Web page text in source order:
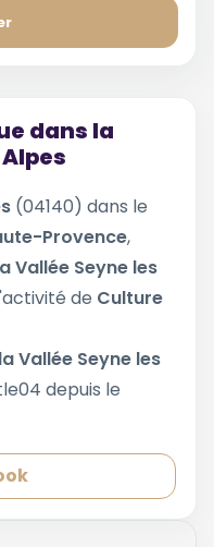
dans la
(04140) dans le
Provence,
Vallée Seyne les
de Culture
Vallée Seyne les
depuis le